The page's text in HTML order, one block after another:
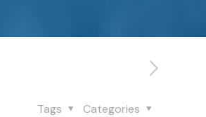
Categories
Tags